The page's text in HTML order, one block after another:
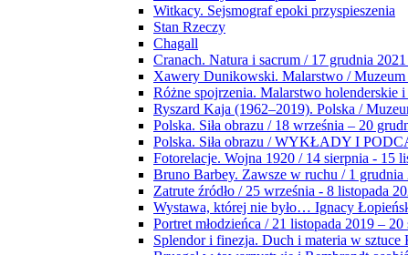
Witkacy. Sejsmograf epoki przyspieszenia
Stan Rzeczy
Chagall
Cranach. Natura i sacrum / 17 grudnia
Xawery Dunikowski. Malarstwo /
Różne spojrzenia. Malarstwo holenderskie
Ryszard Kaja (1962–2019). Polska /
Polska. Siła obrazu / 18 września – 20
Polska. Siła obrazu / WYKŁADY I
Fotorelacje. Wojna 1920 / 14 sierpnia - 15
Bruno Barbey. Zawsze w ruchu / 1 grudnia
Zatrute źródło / 25 września - 8 listopada
Wystawa, której nie było… Ignacy
Portret młodzieńca / 21 listopada 2019 –
Splendor i finezja. Duch i materia w sztuce